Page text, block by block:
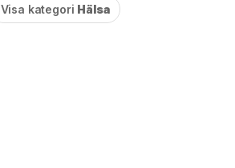
Visa kategori Hälsa